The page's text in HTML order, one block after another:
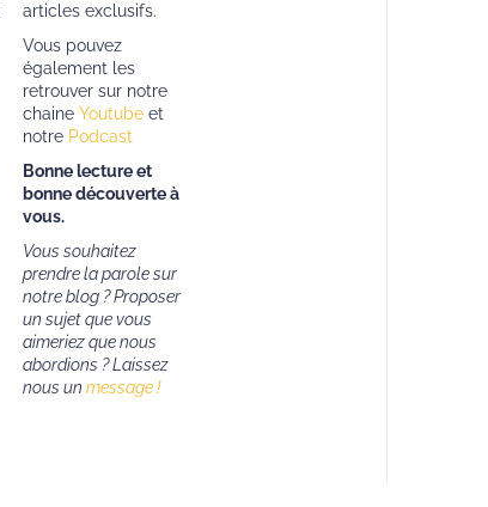
articles exclusifs.
Vous pouvez
également les
retrouver sur notre
chaineYoutube et
notre Podcast
Bonne lecture et
bonne découverte à
vous.
Vous souhaitez
prendre la parole sur
notre blog ? Proposer
un sujet que vous
aimeriez que nous
abordions ?Laissez
nous unmessage !